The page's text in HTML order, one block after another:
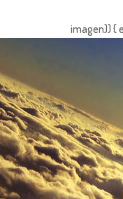
imagen)) {